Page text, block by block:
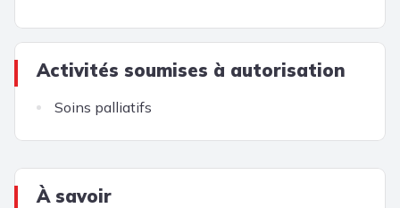
Activités soumises à autorisation
Soins palliatifs
À savoir